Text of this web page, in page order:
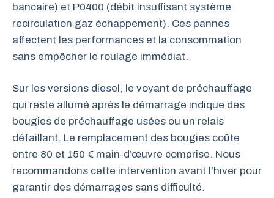
bancaire) et P0400 (débit insuffisant système
recirculation gaz échappement). Ces pannes
affectent les performances et la consommation
sans empêcher le roulage immédiat.
Sur les versions diesel, le voyant de préchauffage
qui reste allumé après le démarrage indique des
bougies de préchauffage usées ou un relais
défaillant. Le remplacement des bougies coûte
entre 80 et 150 € main-d’œuvre comprise. Nous
recommandons cette intervention avant l’hiver pour
garantir des démarrages sans difficulté.